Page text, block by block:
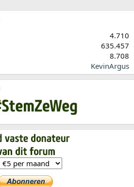
4.710
635.457
8.708
KevinArgus